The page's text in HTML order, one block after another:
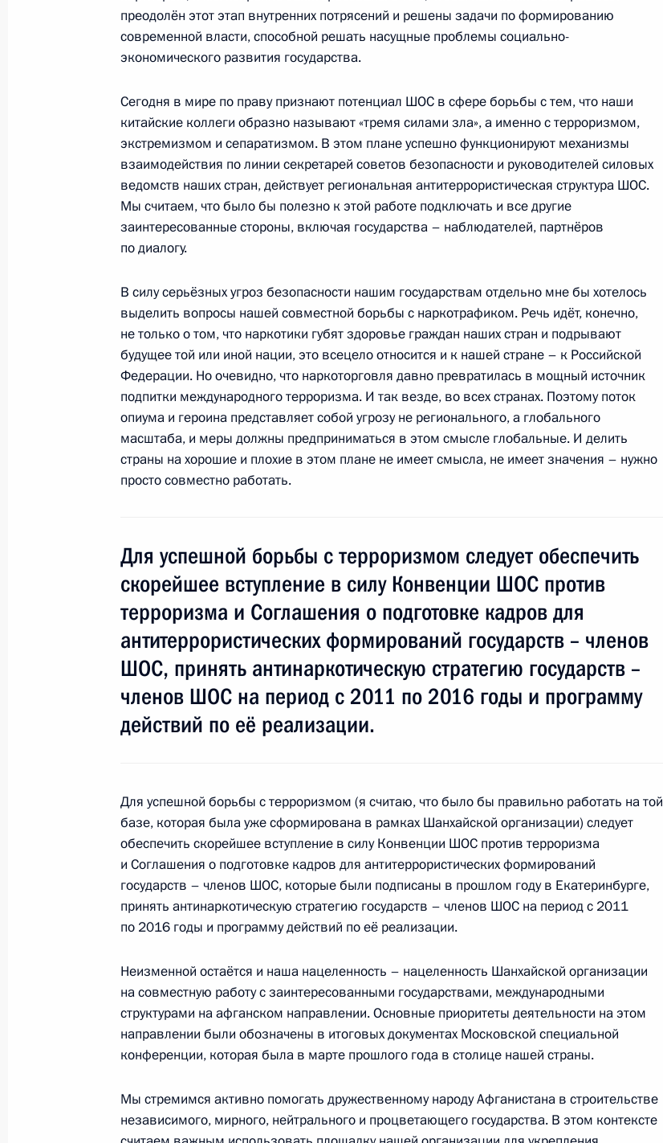
Президент подписал Федеральный закон «О ратификации
терроризма»
4 октября 2010 года, 12:00
В Госдуму внесена на ратификацию Конвенция Шанхайской
организации сотрудничества против терроризма
29 июня 2010 года, 16:10
Дмитрий Медведев ответил на вопросы российских журналистов
11 июня 2010 года, 16:30
Выступление на заседании Совета глав государств – членов
Шанхайской организации сотрудничества
11 июня 2010 года, 13:00
Заседание Совета глав государств – членов Шанхайской
организации сотрудничества
11 июня 2010 года, 12:00
Саммит ШОС
10 − 11 июня 2010 года
Совета глав государств – членов ШОС
8 июня 2010 года, 11:40
Закон о ратификации соглашения между правительствами
государств – членов ШОС о взаимодействии при ликвидации
чрезвычайных ситуаций
11 марта 2010 года, 11:10
Президент подписал закон о ратификации соглашения о защите
секретной информации в рамках Региональной
14 октября 2009 года, 12:10
преодолён этот этап внутренних потрясений и решены задачи по формированию
современной власти, способной решать насущные проблемы социально-
экономического развития государства.
Сегодня в мире по праву признают потенциал ШОС в сфере борьбы с тем, что наши
китайские коллеги образно называют «тремя силами зла», а именно с терроризмом,
экстремизмом и сепаратизмом. В этом плане успешно функционируют механизмы
взаимодействия по линии секретарей советов безопасности и руководителей силовых
ведомств наших стран, действует региональная антитеррористическая структура ШОС.
Мы считаем, что было бы полезно к этой работе подключать и все другие
заинтересованные стороны, включая государства – наблюдателей, партнёров
по диалогу.
В силу серьёзных угроз безопасности нашим государствам отдельно мне бы хотелось
выделить вопросы нашей совместной борьбы с наркотрафиком. Речь идёт, конечно,
не только о том, что наркотики губят здоровье граждан наших стран и подрывают
будущее той или иной нации, это всецело относится и к нашей стране – к Российской
Федерации. Но очевидно, что наркоторговля давно превратилась в мощный источник
подпитки международного терроризма. И так везде, во всех странах. Поэтому поток
опиума и героина представляет собой угрозу не регионального, а глобального
масштаба, и меры должны предприниматься в этом смысле глобальные. И делить
страны на хорошие и плохие в этом плане не имеет смысла, не имеет значения – нужно
просто совместно работать.
Для успешной борьбы с терроризмом следует обеспечить
скорейшее вступление в силу Конвенции ШОС против
терроризма и Соглашения о подготовке кадров для
антитеррористических формирований государств – членов
ШОС, принять антинаркотическую стратегию государств –
членов ШОС на период с 2011 по 2016 годы и программу
действий по её реализации.
Для успешной борьбы с терроризмом (я считаю, что было бы правильно работать на той
базе, которая была уже сформирована в рамках Шанхайской организации) следует
обеспечить скорейшее вступление в силу Конвенции ШОС против терроризма
и Соглашения о подготовке кадров для антитеррористических формирований
государств – членов ШОС, которые были подписаны в прошлом году в Екатеринбурге,
принять антинаркотическую стратегию государств – членов ШОС на период с 2011
по 2016 годы и программу действий по её реализации.
Неизменной остаётся и наша нацеленность – нацеленность Шанхайской организации
на совместную работу с заинтересованными государствами, международными
структурами на афганском направлении. Основные приоритеты деятельности на этом
направлении были обозначены в итоговых документах Московской специальной
конференции, которая была в марте прошлого года в столице нашей страны.
Мы стремимся активно помогать дружественному народу Афганистана в строительстве
независимого, мирного, нейтрального и процветающего государства. В этом контексте